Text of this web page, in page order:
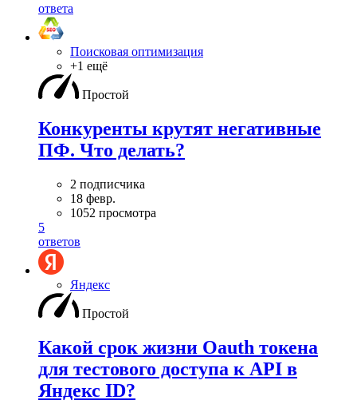
ответа
Поисковая оптимизация
+1 ещё
Простой
Конкуренты крутят негативные
ПФ. Что делать?
2 подписчика
18 февр.
1052 просмотра
5
ответов
Яндекс
Простой
Какой срок жизни Oauth токена
для тестового доступа к API в
Яндекс ID?